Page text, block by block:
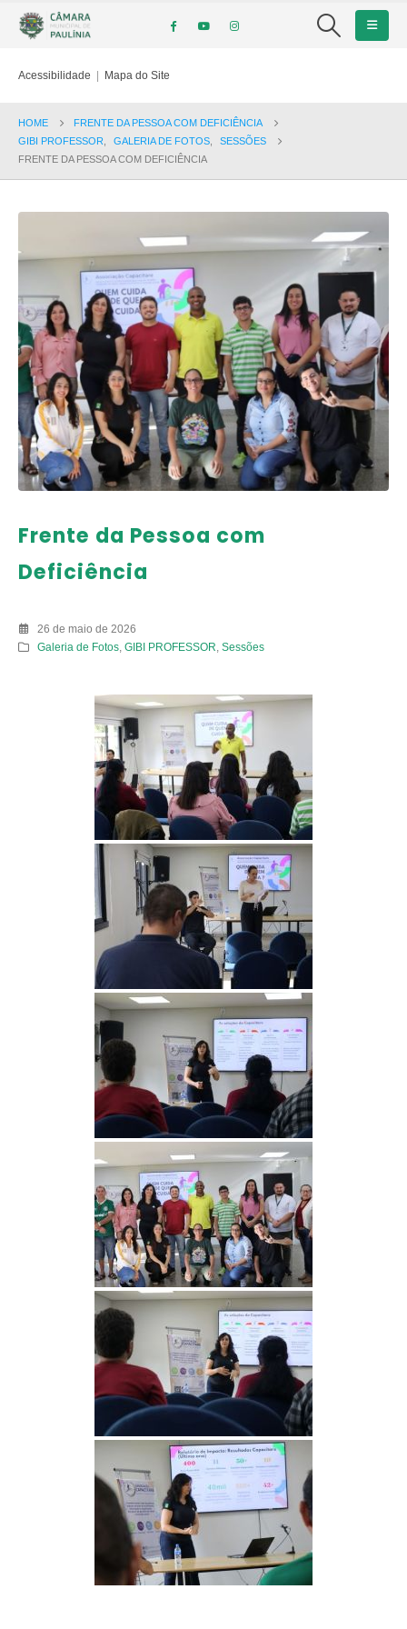
Acessibilidade | Mapa do Site
HOME
FRENTE DA PESSOA COM DEFICIÊNCIA
GIBI PROFESSOR
GALERIA DE FOTOS
SESSÕES
FRENTE DA PESSOA COM DEFICIÊNCIA
Frente da Pessoa com
Deficiência
26 de maio de 2026
Galeria de Fotos, GIBI PROFESSOR Sessões